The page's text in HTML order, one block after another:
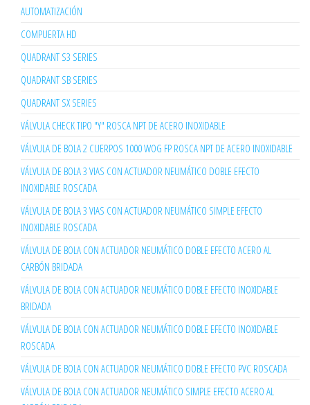
AUTOMATIZACIÓN
COMPUERTA HD
QUADRANT S3 SERIES
QUADRANT SB SERIES
QUADRANT SX SERIES
VÁLVULA CHECK TIPO "Y" ROSCA NPT DE ACERO INOXIDABLE
VÁLVULA DE BOLA 2 CUERPOS 1000 WOG FP ROSCA NPT DE ACERO INOXIDABLE
VÁLVULA DE BOLA 3 VIAS CON ACTUADOR NEUMÁTICO DOBLE EFECTO
INOXIDABLE ROSCADA
VÁLVULA DE BOLA 3 VIAS CON ACTUADOR NEUMÁTICO SIMPLE EFECTO
INOXIDABLE ROSCADA
VÁLVULA DE BOLA CON ACTUADOR NEUMÁTICO DOBLE EFECTO ACERO AL
CARBÓN BRIDADA
VÁLVULA DE BOLA CON ACTUADOR NEUMÁTICO DOBLE EFECTO INOXIDABLE
BRIDADA
VÁLVULA DE BOLA CON ACTUADOR NEUMÁTICO DOBLE EFECTO INOXIDABLE
ROSCADA
VÁLVULA DE BOLA CON ACTUADOR NEUMÁTICO DOBLE EFECTO PVC ROSCADA
VÁLVULA DE BOLA CON ACTUADOR NEUMÁTICO SIMPLE EFECTO ACERO AL